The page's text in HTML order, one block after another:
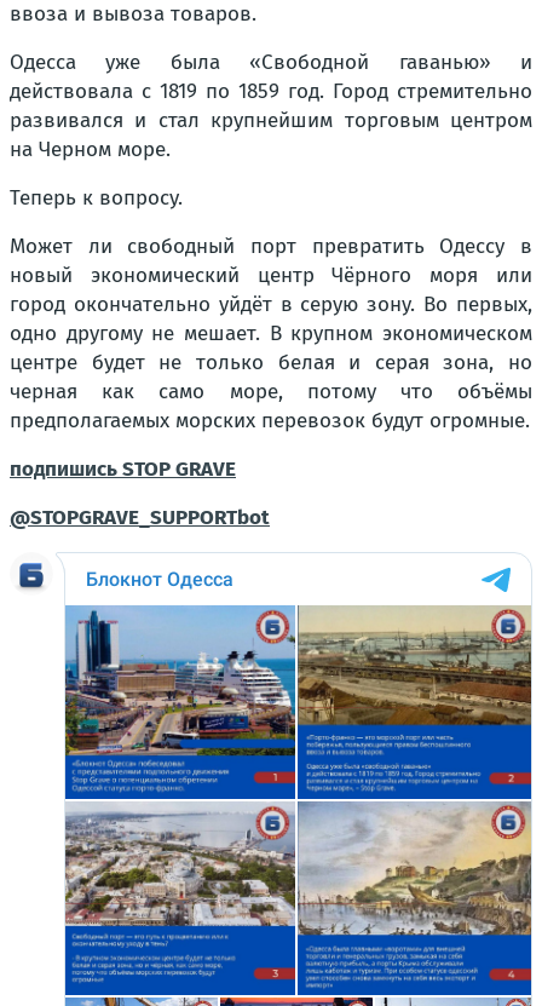
ввоза и вывоза товаров.
Одесса уже была «Свободной гаванью» и
действовала с 1819 по 1859 год. Город стремительно
развивался и стал крупнейшим торговым центром
на Черном море.
Теперь к вопросу.
Может ли свободный порт превратить Одессу в
новый экономический центр Чёрного моря или
город окончательно уйдёт в серую зону. Во первых,
одно другому не мешает. В крупном экономическом
центре будет не только белая и серая зона, но
черная как само море, потому что объёмы
предполагаемых морских перевозок будут огромные.
подпишись STOP GRAVE
@STOPGRAVE_SUPPORTbot